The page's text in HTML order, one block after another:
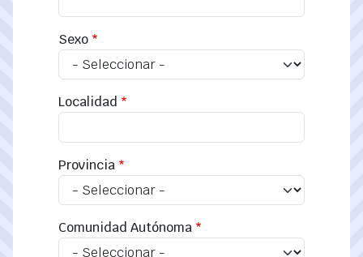
Sexo
Localidad
Provincia
Comunidad Autónoma